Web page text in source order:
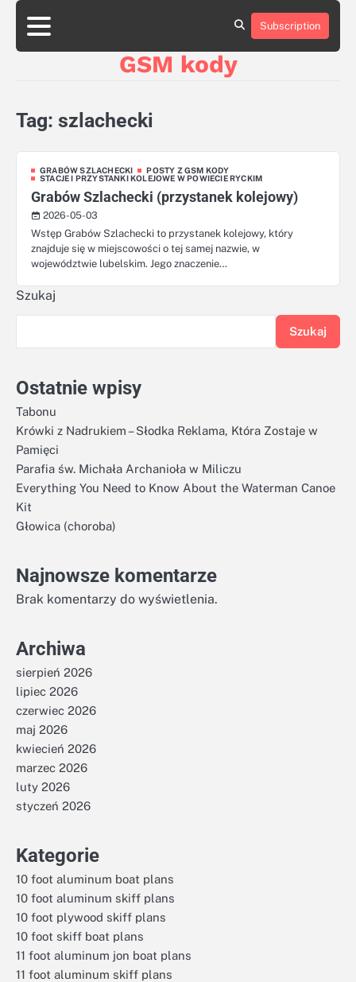
Skip
content
aluminumboatplans.com
dobra-
ujednoznaczniające
aluminumboatplans.com
dobra-
ujednoznaczniające
Kontakt
Kontakt
Subscription
GSM kody
Tag: szlachecki
GRABÓW SZLACHECKI
POSTY Z GSM KODY
STACJE I PRZYSTANKI KOLEJOWE W POWIECIE RYCKIM
Grabów Szlachecki (przystanek kolejowy)
2026-05-03
Wstęp Grabów Szlachecki to przystanek kolejowy, który
znajduje się w miejscowości o tej samej nazwie, w
województwie lubelskim. Jego znaczenie…
Szukaj
Szukaj
Ostatnie wpisy
Tabonu
Krówki z Nadrukiem – Słodka Reklama, Która Zostaje w
Pamięci
Parafia św. Michała Archanioła w Miliczu
Everything You Need to Know About the Waterman Canoe
Kit
Głowica (choroba)
Najnowsze komentarze
Brak komentarzy do wyświetlenia.
Archiwa
sierpień 2026
lipiec 2026
czerwiec 2026
maj 2026
kwiecień 2026
marzec 2026
luty 2026
styczeń 2026
Kategorie
10 foot aluminum boat plans
10 foot aluminum skiff plans
10 foot plywood skiff plans
10 foot skiff boat plans
11 foot aluminum jon boat plans
11 foot aluminum skiff plans